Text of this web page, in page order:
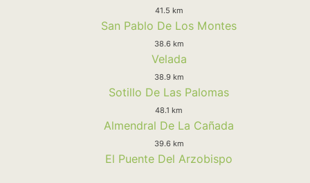
41.5 km
San Pablo De Los Montes
38.6 km
Velada
38.9 km
Sotillo De Las Palomas
48.1 km
Almendral De La Cañada
39.6 km
El Puente Del Arzobispo